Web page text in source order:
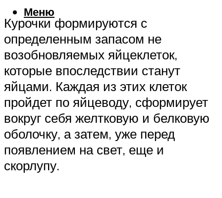
Меню
Курочки формируются с
определенным запасом не
возобновляемых яйцеклеток,
которые впоследствии станут
яйцами. Каждая из этих клеток
пройдет по яйцеводу, сформирует
вокруг себя желтковую и белковую
оболочку, а затем, уже перед
появлением на свет, еще и
скорлупу.